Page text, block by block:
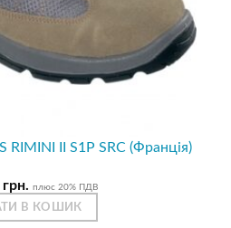
RIMINI II S1P SRC (Франція)
грн. плюс 20% ПДВ
В КОШИК